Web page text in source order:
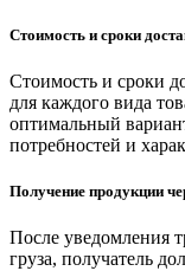
Стоимость и сроки
Стоимость и сроки
для каждого вида
оптимальный
потребностей и
Получение продукции
После уведомления
груза, получатель